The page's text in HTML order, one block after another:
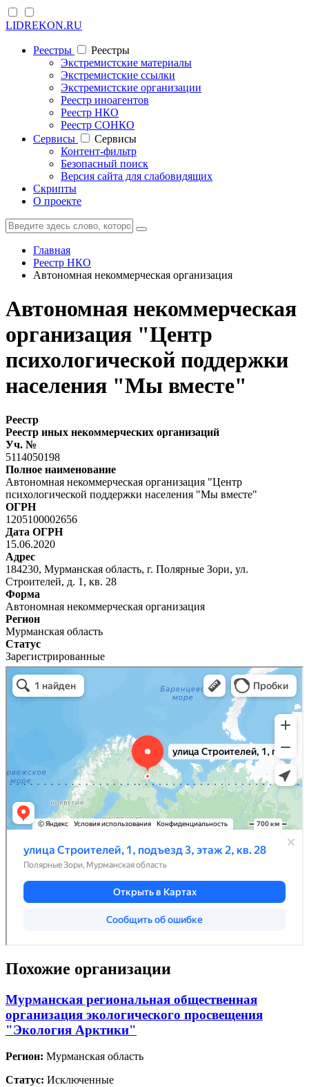
LIDREKON.RU
Реестры
Реестры
Экстремистские материалы
Экстремистские ссылки
Экстремистские организации
Реестр иноагентов
Реестр НКО
Реестр СОНКО
Cервисы
Cервисы
Контент-фильтр
Безопасный поиск
Версия сайта для слабовидящих
Скрипты
О проекте
Главная
Реестр НКО
Автономная некоммерческая организация
Автономная некоммерческая
организация "Центр
психологической поддержки
населения "Мы вместе"
Реестр
Реестр иных некоммерческих организаций
Уч. №
5114050198
Полное наименование
Автономная некоммерческая организация "Центр
психологической поддержки населения "Мы вместе"
ОГРН
1205100002656
Дата ОГРН
15.06.2020
Адрес
184230, Мурманская область, г. Полярные Зори, ул.
Строителей, д. 1, кв. 28
Форма
Автономная некоммерческая организация
Регион
Мурманская область
Статус
Зарегистрированные
Похожие организации
Мурманская региональная общественная
организация экологического просвещения
"Экология Арктики"
Регион: Мурманская область
Статус: Исключенные